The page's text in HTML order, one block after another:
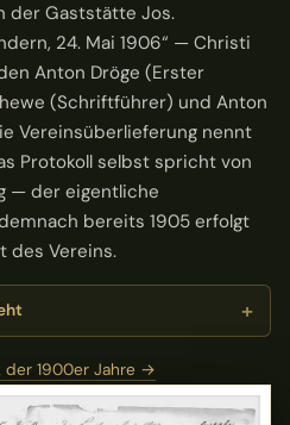
der Gaststätte Jos.
24. Mai 1906“ — Christi
Anton Dröge (Erster
(Schriftführer) und Anton
Vereinsüberlieferung nennt
Protokoll selbst spricht von
— der eigentliche
bereits 1905 erfolgt
des Vereins.
der 1900er Jahre →